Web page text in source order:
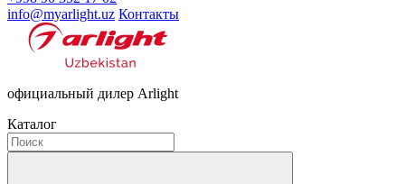
info@myarlight.uz Контакты
официальный дилер Arlight
Каталог